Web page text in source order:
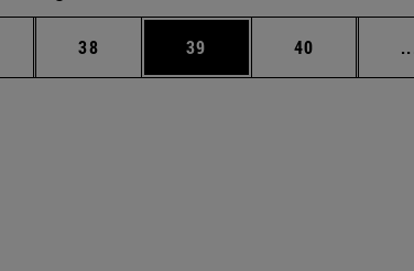
Páginas intermedias Use TAB para desplazarse.
Página
38 Página
39 Página
40